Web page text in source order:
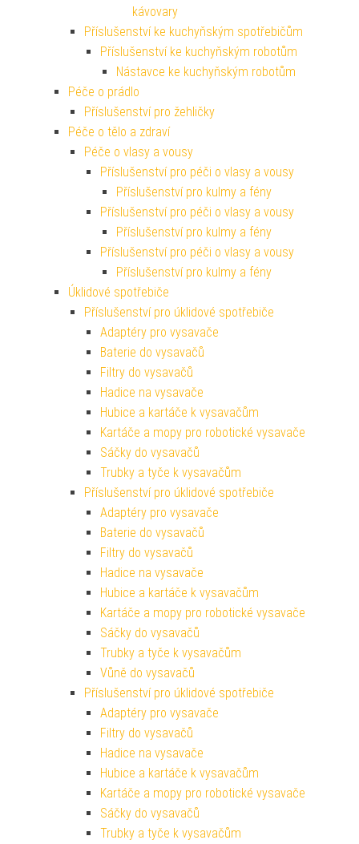
kávovary
Příslušenství ke kuchyňským spotřebičům
Příslušenství ke kuchyňským robotům
Nástavce ke kuchyňským robotům
Péče o prádlo
Příslušenství pro žehličky
Péče o tělo a zdraví
Péče o vlasy a vousy
Příslušenství pro péči o vlasy a vousy
Příslušenství pro kulmy a fény
Příslušenství pro péči o vlasy a vousy
Příslušenství pro kulmy a fény
Příslušenství pro péči o vlasy a vousy
Příslušenství pro kulmy a fény
Úklidové spotřebiče
Příslušenství pro úklidové spotřebiče
Adaptéry pro vysavače
Baterie do vysavačů
Filtry do vysavačů
Hadice na vysavače
Hubice a kartáče k vysavačům
Kartáče a mopy pro robotické vysavače
Sáčky do vysavačů
Trubky a tyče k vysavačům
Příslušenství pro úklidové spotřebiče
Adaptéry pro vysavače
Baterie do vysavačů
Filtry do vysavačů
Hadice na vysavače
Hubice a kartáče k vysavačům
Kartáče a mopy pro robotické vysavače
Sáčky do vysavačů
Trubky a tyče k vysavačům
Vůně do vysavačů
Příslušenství pro úklidové spotřebiče
Adaptéry pro vysavače
Filtry do vysavačů
Hadice na vysavače
Hubice a kartáče k vysavačům
Kartáče a mopy pro robotické vysavače
Sáčky do vysavačů
Trubky a tyče k vysavačům